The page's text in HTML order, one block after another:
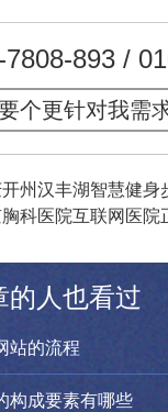
7808-893 /
个更针对我需
开州汉丰湖智慧健身
科医院互联网医院
的人也看过
站的流程
构成要素有哪些